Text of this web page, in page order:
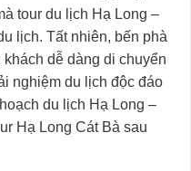
tour du lịch Hạ Long –
lịch. Tất nhiên, bến phà
dễ dàng di chuyển
nghiệm du lịch độc đáo
du lịch Hạ Long –
Hạ Long Cát Bà sau